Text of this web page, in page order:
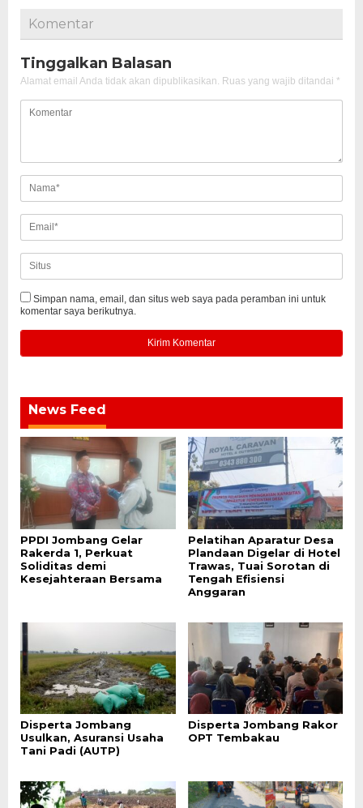
Komentar
Tinggalkan Balasan
Alamat email Anda tidak akan dipublikasikan. Ruas yang wajib ditandai *
Simpan nama, email, dan situs web saya pada peramban ini untuk
komentar saya berikutnya.
News Feed
PPDI Jombang Gelar
Rakerda 1, Perkuat
Soliditas demi
Kesejahteraan Bersama
Pelatihan Aparatur Desa
Plandaan Digelar di Hotel
Trawas, Tuai Sorotan di
Tengah Efisiensi
Anggaran
Disperta Jombang
Usulkan, Asuransi Usaha
Tani Padi (AUTP)
Disperta Jombang Rakor
OPT Tembakau